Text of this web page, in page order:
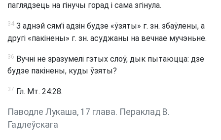
паглядзець на гінучы горад і сама згінула.
34 З аднэй сям'і адзін будзе «ўзяты» г. зн. збаўлены, а
другі «пакінены» г. зн. асуджаны на вечнае мучэньне.
36 Вучні не зразумелі гэтых слоў, дык пытаюцца: дзе
будзе пакінены, куды ўзяты?
37 Гл. Мт. 24:28.
Паводле Лукаша, 17 глава. Пераклад В.
Гадлеўскага